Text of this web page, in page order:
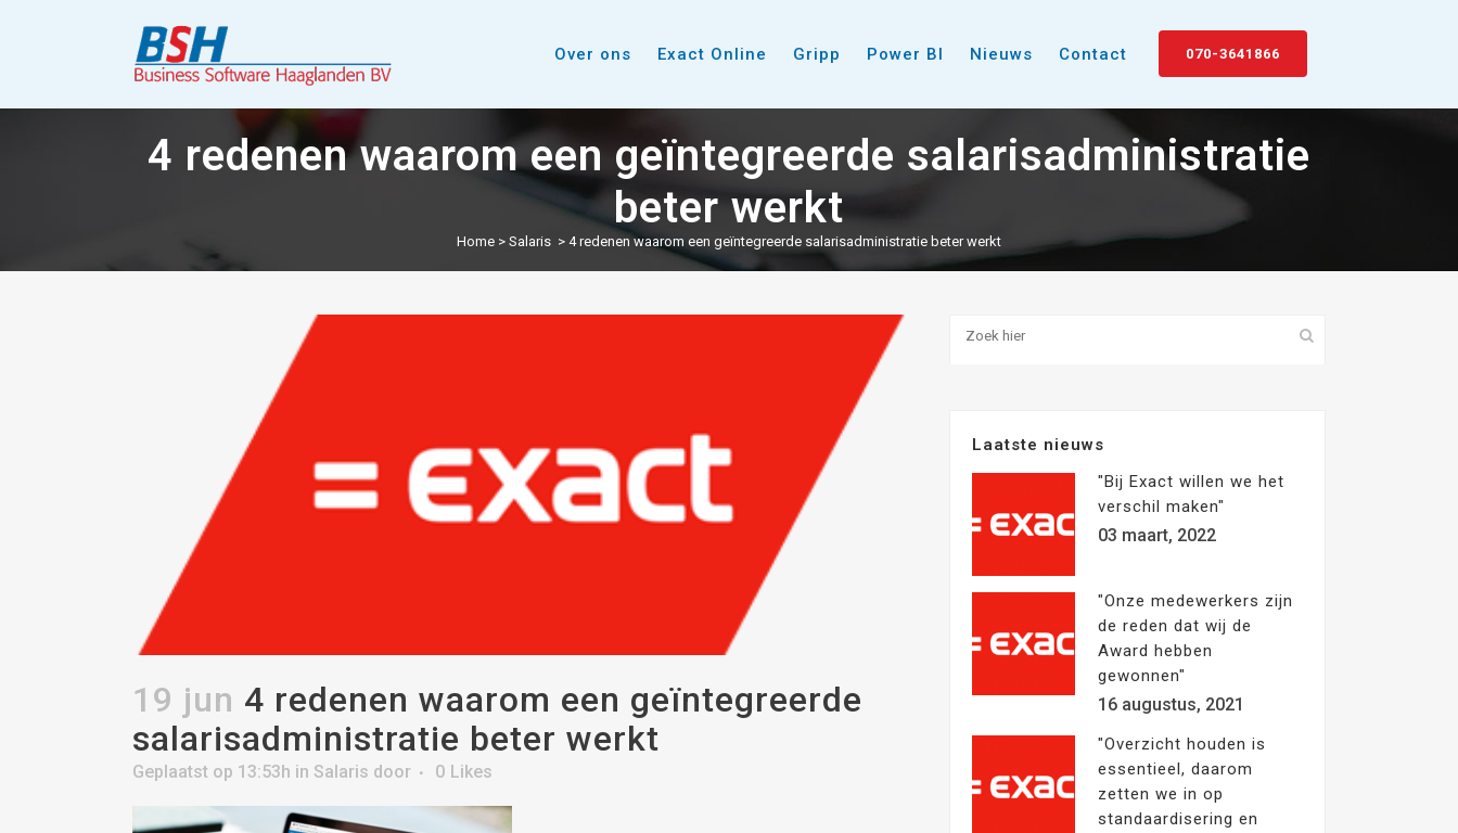
070-3641866
Over ons Exact Online Gripp Power BI Nieuws Contact
4 redenen waarom een geïntegreerde salarisadministratie
beter werkt
Home > Salaris > 4 redenen waarom een geïntegreerde salarisadministratie beter werkt
19 jun 4 redenen waarom een geïntegreerde
salarisadministratie beter werkt
Geplaatst op 13:53h in Salaris door 0 Likes
Laatste nieuws
"Bij Exact willen we het
verschil maken"
03 maart, 2022
"Onze medewerkers zijn
de reden dat wij de
Award hebben
gewonnen"
16 augustus, 2021
"Overzicht houden is
essentieel, daarom
zetten we in op
standaardisering en